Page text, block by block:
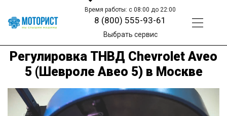
Время работы: с 08:00 до 22:00
8 (800) 555-93-61
Выбрать сервис
Регулировка ТНВД Chevrolet Aveo
5 (Шевроле Авео 5) в Москве